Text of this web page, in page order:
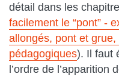
détail dans les
facilement le “pont” -
allongés, pont et
pédagogiques). Il faut
l’ordre de l’apparition